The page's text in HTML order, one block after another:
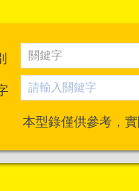
本型錄僅供參考，